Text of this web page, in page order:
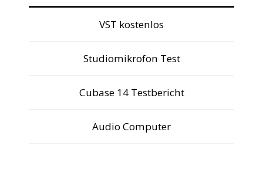
VST kostenlos
Studiomikrofon Test
Cubase 14 Testbericht
Audio Computer